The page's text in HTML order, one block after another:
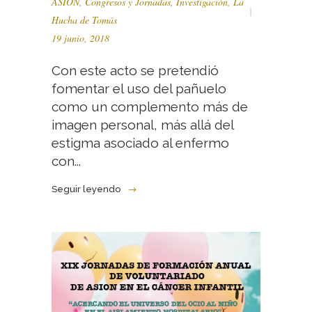
Hucha de Tomás
19 junio, 2018
Con este acto se pretendió
fomentar el uso del pañuelo
como un complemento más de
imagen personal, más allá del
estigma asociado al enfermo
con...
Seguir leyendo